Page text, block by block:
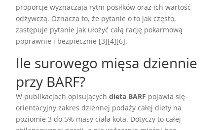
proporcje wyznaczają rytm posiłków oraz ich wartość
odżywczą. Oznacza to, że pytanie o to jak często,
zastępuje pytanie jak ułożyć całą rację pokarmową
poprawnie i bezpiecznie [3][4][6].
Ile surowego mięsa dziennie
przy BARF?
W publikacjach opisującychdieta BARF pojawia się
orientacyjny zakres dziennej podaży całej diety na
poziomie 3 do 5% masy ciała kota. Dotyczy to całej